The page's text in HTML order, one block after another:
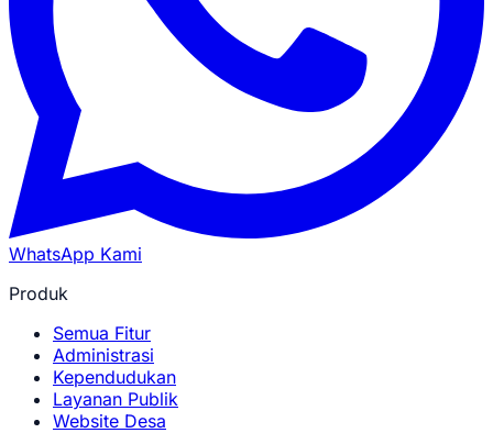
WhatsApp Kami
Produk
Semua Fitur
Administrasi
Kependudukan
Layanan Publik
Website Desa